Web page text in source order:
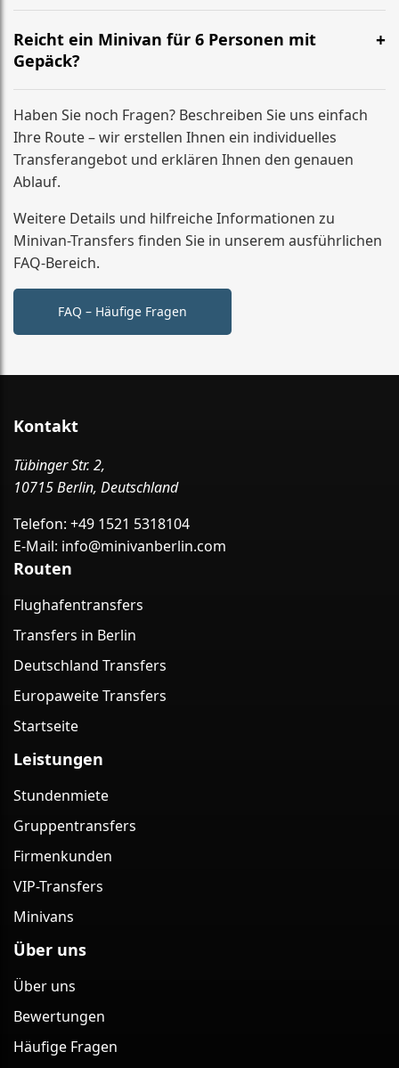
Wenn sich die Ankunft verschiebt, passen wir die
Abholzeit an. Wichtig ist, dass Sie uns Änderungen
kurz mitteilen, damit alles sauber koordiniert bleibt.
Reicht ein Minivan für 6 Personen mit
Gepäck?
Ja, unsere Minivans sind für Gruppen ausgelegt und
bieten in der Regel Platz für bis zu 6 Personen plus
mehrere große Koffer (je nach Gepäckgröße und
Sitzkonfiguration).
Haben Sie noch Fragen? Beschreiben Sie uns einfach
Ihre Route – wir erstellen Ihnen ein individuelles
Transferangebot und erklären Ihnen den genauen
Ablauf.
Weitere Details und hilfreiche Informationen zu
Minivan-Transfers finden Sie in unserem ausführlichen
FAQ-Bereich.
FAQ – Häufige Fragen
Kontakt
Tübinger Str. 2,
10715 Berlin, Deutschland
Telefon: +49 1521 5318104
E-Mail: info@minivanberlin.com
Routen
Flughafentransfers
Transfers in Berlin
Deutschland Transfers
Europaweite Transfers
Startseite
Leistungen
Stundenmiete
Gruppentransfers
Firmenkunden
VIP-Transfers
Minivans
Über uns
Über uns
Bewertungen
Häufige Fragen